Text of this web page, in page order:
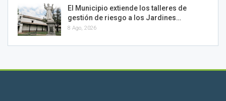
El Municipio extiende los talleres de
gestión de riesgo a los Jardines…
8 Ago, 2026